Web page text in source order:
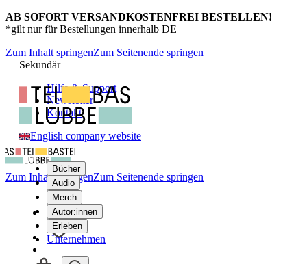
AB SOFORT VERSANDKOSTENFREI BESTELLEN!
*gilt nur für Bestellungen innerhalb DE
Zum Inhalt springenZum Seitenende springen
Sekundär
Hilfe & Support
Newsletter
Kontakt
English company website
Bücher
Audio
Merch
Autor:innen
Erleben
Unternehmen
Zum Inhalt springenZum Seitenende springen